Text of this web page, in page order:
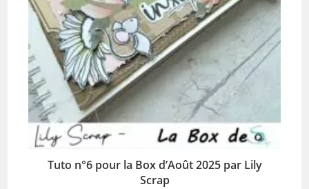
Tuto n°6 pour la Box d’Août 2025 par Lily
Scrap